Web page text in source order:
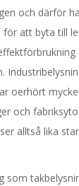
och därför
att byta till
oerhört
och
alltså lika
som